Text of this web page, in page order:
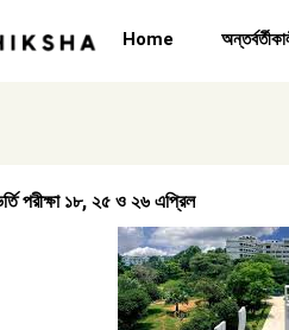
Home
পরীক্ষা ১৮, ২৫ ও ২৬ এপ্রিল